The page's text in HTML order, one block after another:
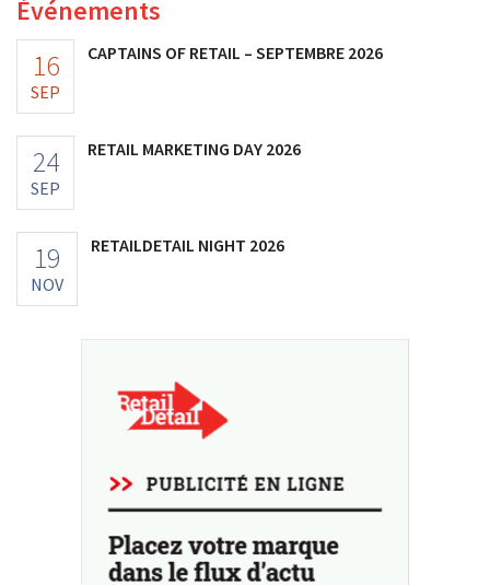
Événements
16
SEP
CAPTAINS OF RETAIL – SEPTEMBRE 2026
24
SEP
RETAIL MARKETING DAY 2026
19
NOV
RETAILDETAIL NIGHT 2026